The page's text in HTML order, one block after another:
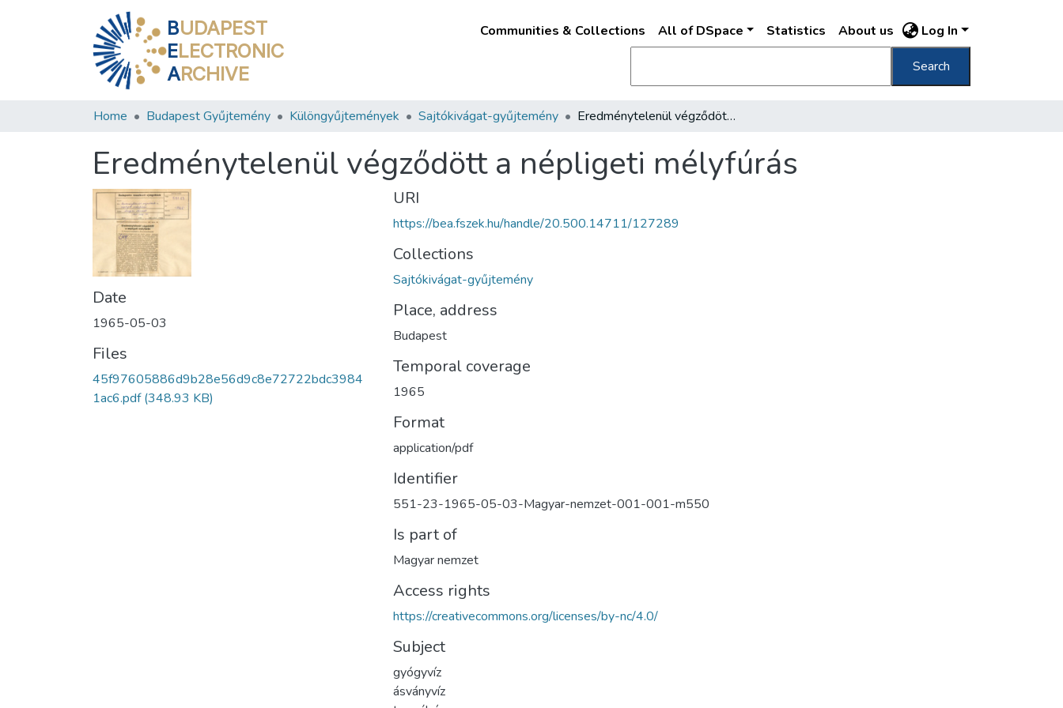
BUDAPEST
ELECTRONIC
ARCHIVE
Communities & Collections All of DSpace Statistics About us Log In
Search
Home Budapest Gyűjtemény Különgyűjtemények Sajtókivágat-gyűjtemény Eredménytelenül végződött a népligeti mélyfúrás
Eredménytelenül végződött a népligeti mélyfúrás
Date
1965-05-03
Files
45f97605886d9b28e56d9c8e72722bdc3984
1ac6.pdf(348.93 KB)
URI
https://bea.fszek.hu/handle/20.500.14711/127289
Collections
Sajtókivágat-gyűjtemény
Place, address
Budapest
Temporal coverage
1965
Format
application/pdf
Identifier
551-23-1965-05-03-Magyar-nemzet-001-001-m550
Is part of
Magyar nemzet
Access rights
https://creativecommons.org/licenses/by-nc/4.0/
Subject
gyógyvíz
ásványvíz